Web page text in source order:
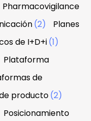
Pharmacovigilance
(2)
Planes
de I+D+i(1)
Plataforma
de
producto(2)
Posicionamiento